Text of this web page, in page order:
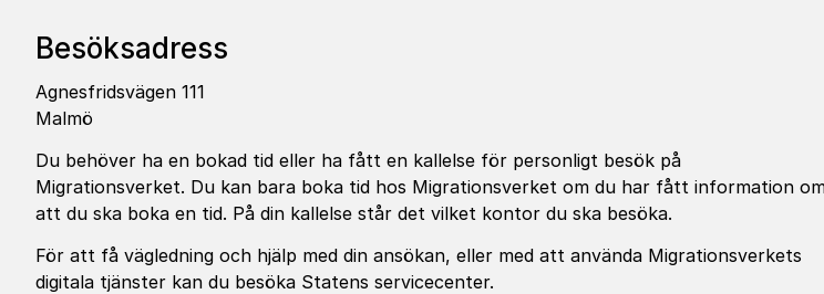
Besöksadress
Agnesfridsvägen 111
Malmö
Du behöver ha en bokad tid eller ha fått en kallelse för personligt besök på
Migrationsverket. Du kan bara boka tid hos Migrationsverket om du har fått information
att du ska boka en tid. På din kallelse står det vilket kontor du ska besöka.
För att få vägledning och hjälp med din ansökan, eller med att använda Migrationsverkets
digitala tjänster kan du besöka Statens servicecenter.